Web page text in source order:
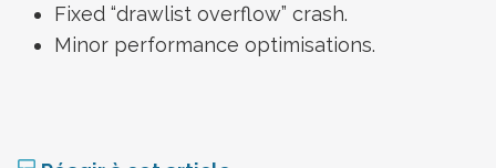
Fixed “drawlist overflow” crash.
Minor performance optimisations.